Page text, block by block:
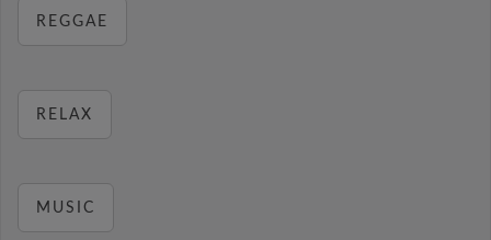
REGGAE
RELAX
MUSIC